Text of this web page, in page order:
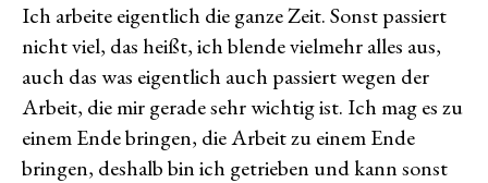
Ich arbeite eigentlich die ganze Zeit. Sonst passiert
nicht viel, das heißt, ich blende vielmehr alles aus,
auch das was eigentlich auch passiert wegen der
Arbeit, die mir gerade sehr wichtig ist. Ich mag es zu
einem Ende bringen, die Arbeit zu einem Ende
bringen, deshalb bin ich getrieben und kann sonst